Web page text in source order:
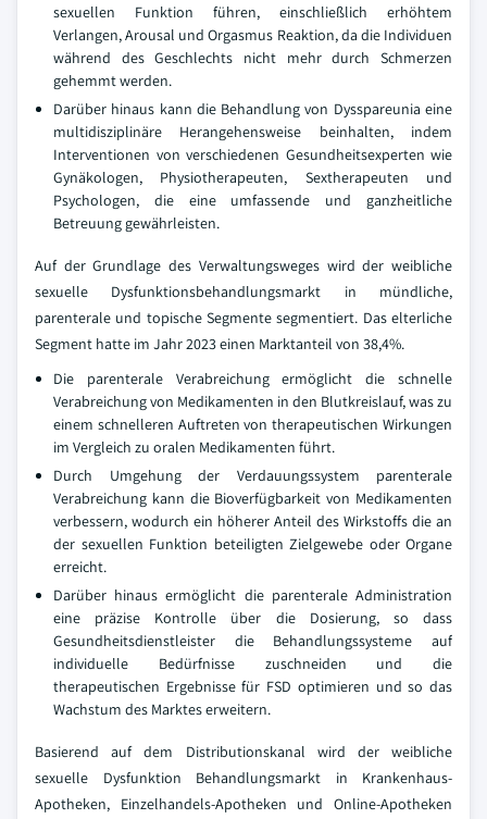
sexuellen Funktion führen, einschließlich erhöhtem
Verlangen, Arousal und Orgasmus Reaktion, da die Individuen
während des Geschlechts nicht mehr durch Schmerzen
gehemmt werden.
Darüber hinaus kann die Behandlung von Dysspareunia eine
multidisziplinäre Herangehensweise beinhalten, indem
Interventionen von verschiedenen Gesundheitsexperten wie
Gynäkologen, Physiotherapeuten, Sextherapeuten und
Psychologen, die eine umfassende und ganzheitliche
Betreuung gewährleisten.
Auf der Grundlage des Verwaltungsweges wird der weibliche
sexuelle Dysfunktionsbehandlungsmarkt in mündliche,
parenterale und topische Segmente segmentiert. Das elterliche
Segment hatte im Jahr 2023 einen Marktanteil von 38,4%.
Die parenterale Verabreichung ermöglicht die schnelle
Verabreichung von Medikamenten in den Blutkreislauf, was zu
einem schnelleren Auftreten von therapeutischen Wirkungen
im Vergleich zu oralen Medikamenten führt.
Durch Umgehung der Verdauungssystem parenterale
Verabreichung kann die Bioverfügbarkeit von Medikamenten
verbessern, wodurch ein höherer Anteil des Wirkstoffs die an
der sexuellen Funktion beteiligten Zielgewebe oder Organe
erreicht.
Darüber hinaus ermöglicht die parenterale Administration
eine präzise Kontrolle über die Dosierung, so dass
Gesundheitsdienstleister die Behandlungssysteme auf
individuelle Bedürfnisse zuschneiden und die
therapeutischen Ergebnisse für FSD optimieren und so das
Wachstum des Marktes erweitern.
Basierend auf dem Distributionskanal wird der weibliche
sexuelle Dysfunktion Behandlungsmarkt in Krankenhaus-
Apotheken, Einzelhandels-Apotheken und Online-Apotheken